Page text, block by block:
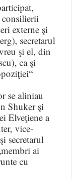
externe şi
secretarul
şi el, din
ca şi
se aliniau
Shuker şi
Elveţiene a
vice-
secretarul
ai
cu